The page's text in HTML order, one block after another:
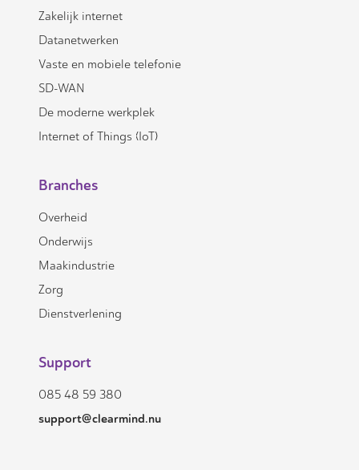
Zakelijk internet
Datanetwerken
Vaste en mobiele telefonie
SD-WAN
De moderne werkplek
Internet of Things (IoT)
Branches
Overheid
Onderwijs
Maakindustrie
Zorg
Dienstverlening
Support
085 48 59 380
support@clearmind.nu